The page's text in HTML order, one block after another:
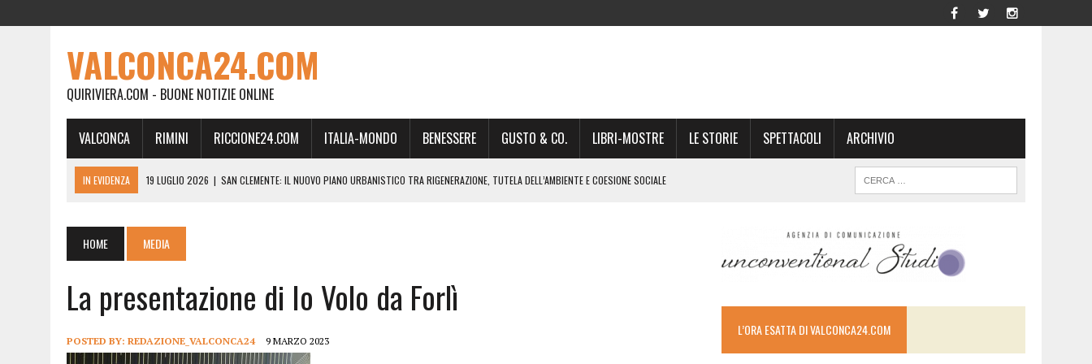
VALCONCA24.COM
QUIRIVIERA.COM - BUONE NOTIZIE ONLINE
VALCONCA RIMINI RICCIONE24.COM ITALIA-MONDO BENESSERE GUSTO & CO. LIBRI-MOSTRE LE STORIE SPETTACOLI ARCHIVIO
IN EVIDENZA 19 LUGLIO 2026 | SAN CLEMENTE: IL NUOVO PIANO URBANISTICO TRA RIGENERAZIONE, TUTELA DELL’AMBIENTE E COESIONE SOCIALE
19 FEBBRAIO 2026 | RIMINI, A IL GATTO SULL’ALBICOCCO ARRIVA ANDREA GIONCHETTI SOMMELIER DEL CALABRESE “QAFIZ”
DOVE LA CARNE DIVENTA MEMORIA: IL CORPO, L’ORIGINE, IL RITORNO. L’OPERA DI KIROLES BOSHRA È VITA VERA
18 DICEMBRE 2025 | SAN CLEMENTE, AL VILLA ULTIMO ATTO DELLA PRIMA PARTE DI STAGIONE TEATRALE CON CLAUDIO MORICI SABATO 20
18 DICEMBRE 2025 | SAN CLEMENTE, SALA DEL CONSIGLIO INTITOLATA A GIACOMO MATTEOTTI: “VITTIMA DELLA FURIA FASCISTA”
HOME MEDIA
La presentazione di Io Volo da Forlì
POSTED BY: REDAZIONE_VALCONCA24 9 MARZO 2023
L’ORA ESATTA DI VALCONCA24.COM